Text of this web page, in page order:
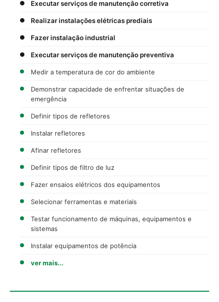
Executar serviços de manutenção corretiva
Realizar instalações elétricas prediais
Fazer instalação industrial
Executar serviços de manutenção preventiva
Medir a temperatura de cor do ambiente
Demonstrar capacidade de enfrentar situações de
emergência
Definir tipos de refletores
Instalar refletores
Afinar refletores
Definir tipos de filtro de luz
Fazer ensaios elétricos dos equipamentos
Selecionar ferramentas e materiais
Testar funcionamento de máquinas, equipamentos e
sistemas
Instalar equipamentos de potência
ver mais...